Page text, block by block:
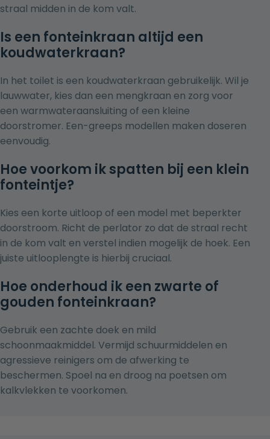
straal midden in de kom valt.
Is een fonteinkraan altijd een
koudwaterkraan?
In het toilet is een koudwaterkraan gebruikelijk. Wil je
lauwwater, kies dan een mengkraan en zorg voor
een warmwateraansluiting of een kleine
doorstromer. Een-greeps modellen maken doseren
eenvoudig.
Hoe voorkom ik spatten bij een klein
fonteintje?
Kies een korte uitloop of een model met beperkter
doorstroom. Richt de perlator zo dat de straal recht
in de kom valt en verstel indien mogelijk de hoek. Een
juiste uitlooplengte is hierbij cruciaal.
Hoe onderhoud ik een zwarte of
gouden fonteinkraan?
Gebruik een zachte doek en mild
schoonmaakmiddel. Vermijd schuurmiddelen en
agressieve reinigers om de afwerking te
beschermen. Spoel na en droog na poetsen om
kalkvlekken te voorkomen.